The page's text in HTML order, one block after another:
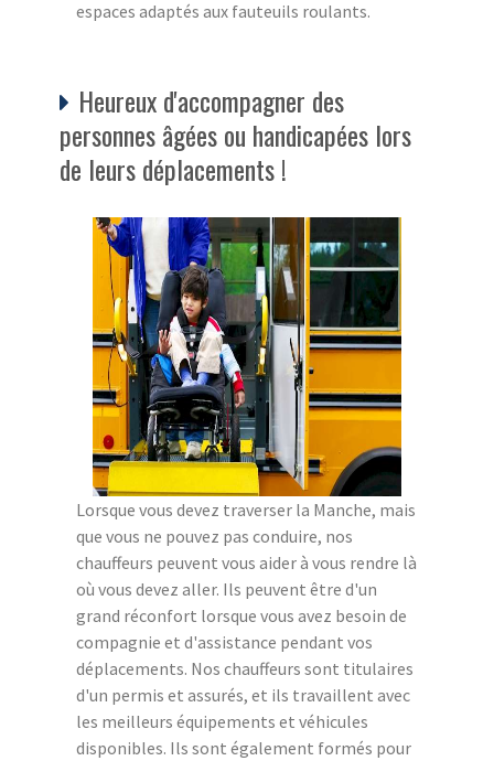
espaces adaptés aux fauteuils roulants.
Heureux d'accompagner des
personnes âgées ou handicapées lors
de leurs déplacements !
Lorsque vous devez traverser la Manche, mais
que vous ne pouvez pas conduire, nos
chauffeurs peuvent vous aider à vous rendre là
où vous devez aller. Ils peuvent être d'un
grand réconfort lorsque vous avez besoin de
compagnie et d'assistance pendant vos
déplacements. Nos chauffeurs sont titulaires
d'un permis et assurés, et ils travaillent avec
les meilleurs équipements et véhicules
disponibles. Ils sont également formés pour